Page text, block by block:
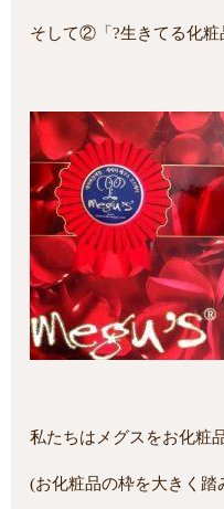
そして②「?生きてる化粧
私たちはメグスをお化粧
(お化粧品の枠を大きく踏